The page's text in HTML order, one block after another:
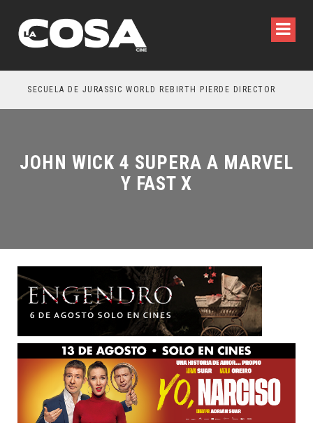
SECUELA DE JURASSIC WORLD REBIRTH PIERDE DIRECTOR
JOHN WICK 4 SUPERA A MARVEL
Y FAST X